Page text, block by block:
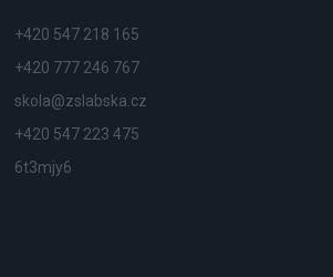
+420 547 218 165
+420 777 246 767
skola@zslabska.cz
+420 547 223 475
6t3mjy6